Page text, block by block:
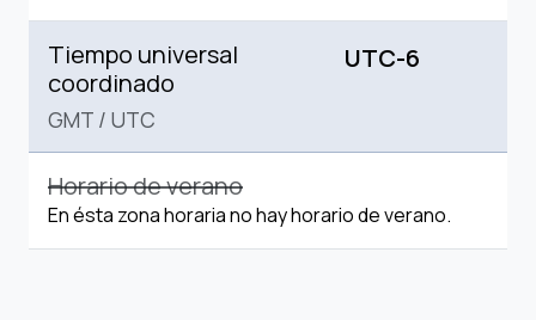
Tiempo universal
coordinado
GMT / UTC
UTC-6
Horario de verano
En ésta zona horaria no hay horario de verano.